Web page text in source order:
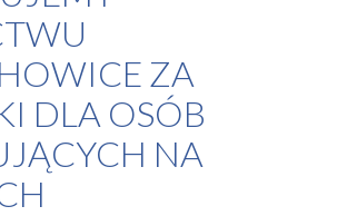
ZA
DLA OSÓB
NA